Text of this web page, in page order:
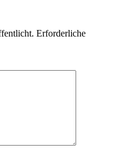
Erforderliche